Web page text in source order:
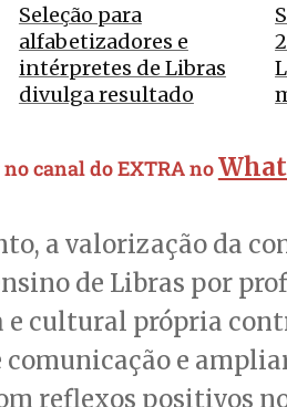
Seleção para
alfabetizadores e
intérpretes de Libras
divulga resultado
canal do EXTRA no
a valorização da
de Libras por
cultural própria
e
reflexos positivos